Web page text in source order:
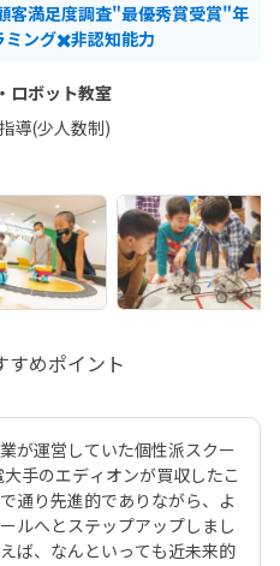
客満足度調査"最優秀賞受賞"年
ミング✖️非認知能力
ロボット教室
導(少人数制)
すめポイント
が運営していた個性派スクー
手のエディオンが買収したこ
通り先進的でありながら、よ
ルへとステップアップしまし
ば、なんといっても近未来的